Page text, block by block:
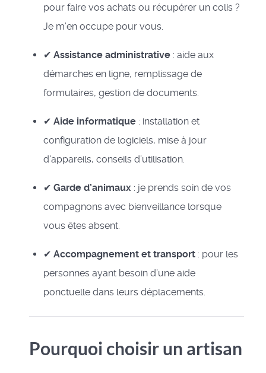
pour faire vos achats ou récupérer un colis ?
Je m’en occupe pour vous.
✔ Assistance administrative : aide aux
démarches en ligne, remplissage de
formulaires, gestion de documents.
✔ Aide informatique : installation et
configuration de logiciels, mise à jour
d'appareils, conseils d’utilisation.
✔ Garde d’animaux : je prends soin de vos
compagnons avec bienveillance lorsque
vous êtes absent.
✔ Accompagnement et transport : pour les
personnes ayant besoin d’une aide
ponctuelle dans leurs déplacements.
Pourquoi choisir un artisan